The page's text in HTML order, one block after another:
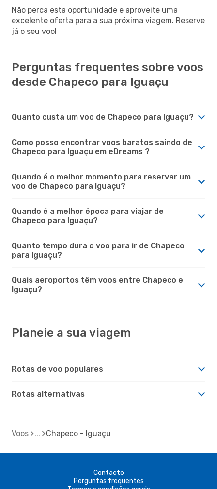
Não perca esta oportunidade e aproveite uma
excelente oferta para a sua próxima viagem. Reserve
já o seu voo!
Perguntas frequentes sobre voos
desde Chapeco para Iguaçu
Quanto custa um voo de Chapeco para Iguaçu?
Como posso encontrar voos baratos saindo de
Chapeco para Iguaçu em eDreams ?
Quando é o melhor momento para reservar um
voo de Chapeco para Iguaçu?
Quando é a melhor época para viajar de
Chapeco para Iguaçu?
Quanto tempo dura o voo para ir de Chapeco
para Iguaçu?
Quais aeroportos têm voos entre Chapeco e
Iguaçu?
Planeie a sua viagem
Rotas de voo populares
Rotas alternativas
Voos Chapeco - Iguaçu
Contacto
Perguntas frequentes